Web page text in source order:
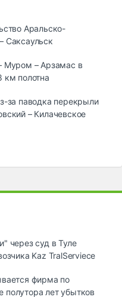
Аральско-
Саксаульск
Муром – Арзамас в
км полотна
за паводка перекрыли
– Килачевское
через суд в Туле
Kaz TralServiece
фирма по
полутора лет убытков